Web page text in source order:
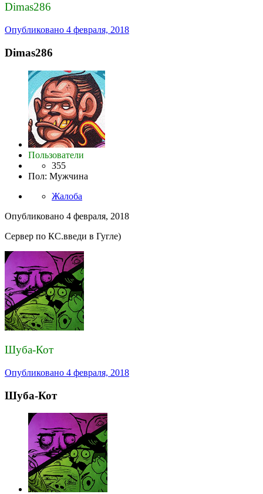
Dimas286
Опубликовано 4 февраля, 2018
Dimas286
Пользователи
355
Пол: Мужчина
Жалоба
Опубликовано 4 февраля, 2018
Сервер по КС.введи в Гугле)
Шуба-Кот
Опубликовано 4 февраля, 2018
Шуба-Кот